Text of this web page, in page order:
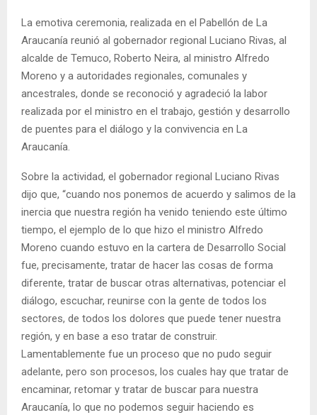
La emotiva ceremonia, realizada en el Pabellón de La
Araucanía reunió al gobernador regional Luciano Rivas, al
alcalde de Temuco, Roberto Neira, al ministro Alfredo
Moreno y a autoridades regionales, comunales y
ancestrales, donde se reconoció y agradeció la labor
realizada por el ministro en el trabajo, gestión y desarrollo
de puentes para el diálogo y la convivencia en La
Araucanía.
Sobre la actividad, el gobernador regional Luciano Rivas
dijo que, “cuando nos ponemos de acuerdo y salimos de la
inercia que nuestra región ha venido teniendo este último
tiempo, el ejemplo de lo que hizo el ministro Alfredo
Moreno cuando estuvo en la cartera de Desarrollo Social
fue, precisamente, tratar de hacer las cosas de forma
diferente, tratar de buscar otras alternativas, potenciar el
diálogo, escuchar, reunirse con la gente de todos los
sectores, de todos los dolores que puede tener nuestra
región, y en base a eso tratar de construir.
Lamentablemente fue un proceso que no pudo seguir
adelante, pero son procesos, los cuales hay que tratar de
encaminar, retomar y tratar de buscar para nuestra
Araucanía, lo que no podemos seguir haciendo es